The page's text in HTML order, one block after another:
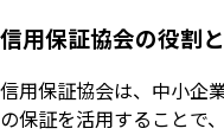
信用保証協会の役割
信用保証協会は、中小企
の保証を活用することで